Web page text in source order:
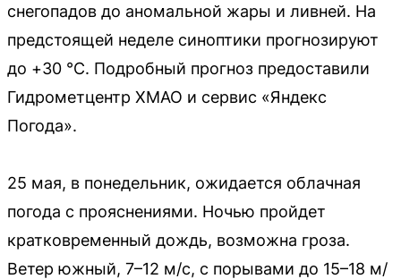
снегопадов до аномальной жары и ливней. На
предстоящей неделе синоптики прогнозируют
до +30 °C. Подробный прогноз предоставили
Гидрометцентр ХМАО и сервис «Яндекс
Погода».
25 мая, в понедельник, ожидается облачная
погода с прояснениями. Ночью пройдет
кратковременный дождь, возможна гроза.
Ветер южный, 7–12 м/с, с порывами до 15–18 м/